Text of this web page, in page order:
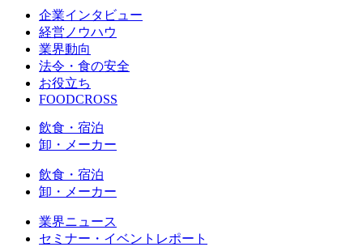
企業インタビュー
経営ノウハウ
業界動向
法令・食の安全
お役立ち
FOODCROSS
飲食・宿泊
卸・メーカー
飲食・宿泊
卸・メーカー
業界ニュース
セミナー・イベントレポート